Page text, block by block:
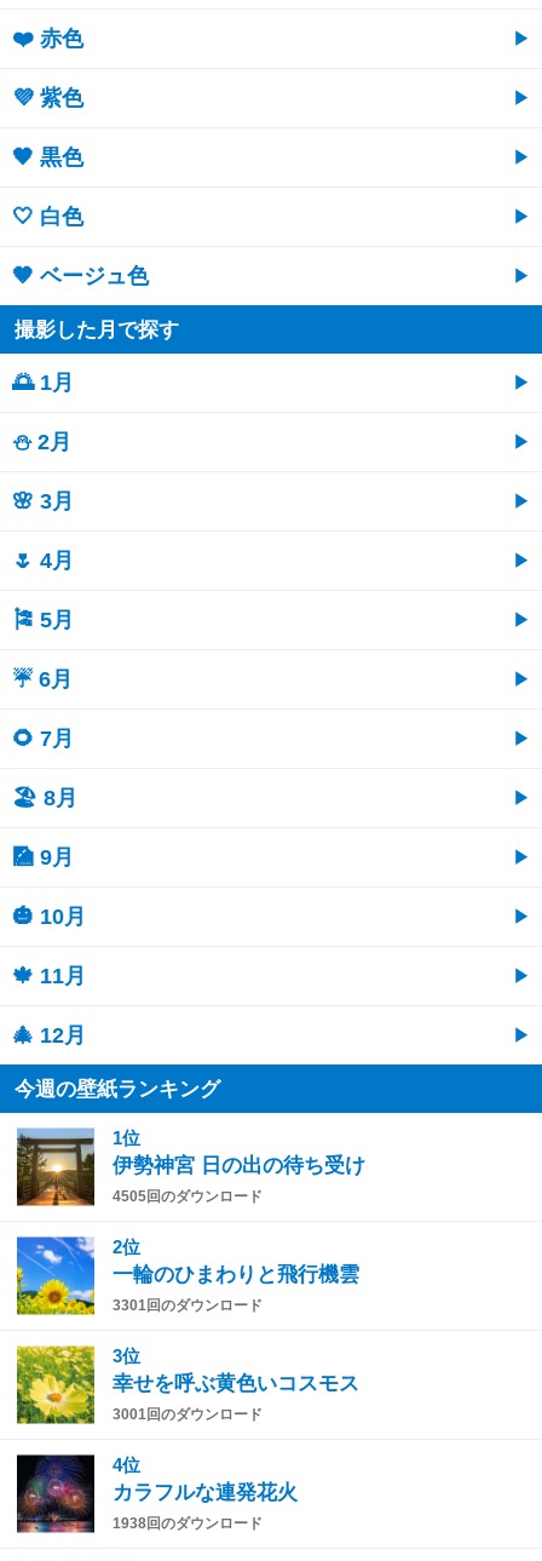
❤️ 赤色
💜 紫色
🖤 黒色
🤍 白色
🤎 ベージュ色
撮影した月で探す
🌅 1月
⛄ 2月
🌸 3月
🌷 4月
🎏 5月
☔ 6月
🌻 7月
🏖 8月
🎑 9月
🎃 10月
🍁 11月
🎄 12月
今週の壁紙ランキング
1位
伊勢神宮 日の出の待ち受け
4505回のダウンロード
2位
一輪のひまわりと飛行機雲
3301回のダウンロード
3位
幸せを呼ぶ黄色いコスモス
3001回のダウンロード
4位
カラフルな連発花火
1938回のダウンロード